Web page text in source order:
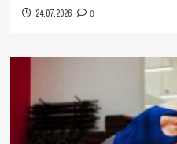
24.07.2026 0